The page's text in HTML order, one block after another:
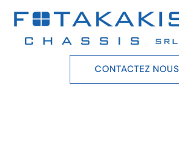
CONTACTEZ NOUS